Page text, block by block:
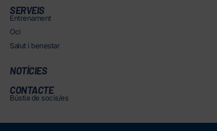
SERVEIS
Entrenament
Oci
Salut i benestar
NOTÍCIES
CONTACTE
Bústia de socis/es